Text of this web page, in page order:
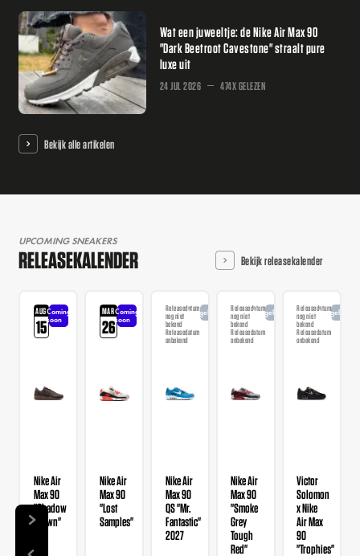
Wat een juweeltje: de Nike Air Max 90
"Dark Beetroot Cavestone" straalt pure
luxe uit
24 JUL 2026 474X GELEZEN
Bekijk alle artikelen
UPCOMING SNEAKERS
RELEASEKALENDER Bekijk releasekalender
AUG
15
Coming
soon
Nike Air
Max 90
"Shadow
Brown"
MAR
26
Coming
soon
Nike Air
Max 90
"Lost
Samples"
Releasedatum
nog niet
bekend
Releasedatum
onbekend
Aangekondigd
Nike Air
Max 90
QS "Mr.
Fantastic"
2027
Releasedatum
nog niet
bekend
Releasedatum
onbekend
Aangekondigd
Nike Air
Max 90
"Smoke
Grey
Tough
Red"
Releasedatum
nog niet
bekend
Releasedatum
onbekend
Victor
Solomon
x Nike
Air Max
90
"Trophies"